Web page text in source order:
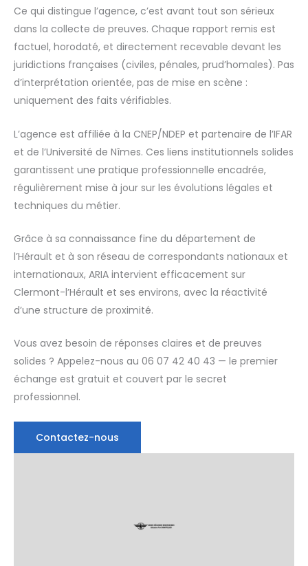
Ce qui distingue l’agence, c’est avant tout son sérieux
dans la collecte de preuves. Chaque rapport remis est
factuel, horodaté, et directement recevable devant les
juridictions françaises (civiles, pénales, prud’homales). Pas
d’interprétation orientée, pas de mise en scène :
uniquement des faits vérifiables.
L’agence est affiliée à la CNEP/NDEP et partenaire de l’IFAR
et de l’Université de Nîmes. Ces liens institutionnels solides
garantissent une pratique professionnelle encadrée,
régulièrement mise à jour sur les évolutions légales et
techniques du métier.
Grâce à sa connaissance fine du département de
l’Hérault et à son réseau de correspondants nationaux et
internationaux, ARIA intervient efficacement sur
Clermont-l’Hérault et ses environs, avec la réactivité
d’une structure de proximité.
Vous avez besoin de réponses claires et de preuves
solides ? Appelez-nous au 06 07 42 40 43 — le premier
échange est gratuit et couvert par le secret
professionnel.
Contactez-nous